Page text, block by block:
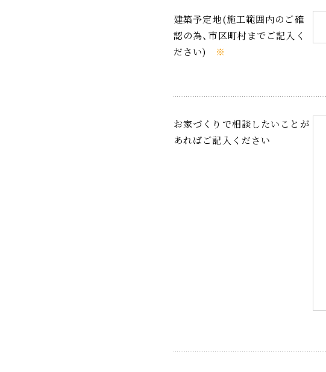
建築予定地(施工範囲内のご確
認の為、市区町村までご記入く
ださい)
※
お家づくりで相談したいことが
あればご記入ください